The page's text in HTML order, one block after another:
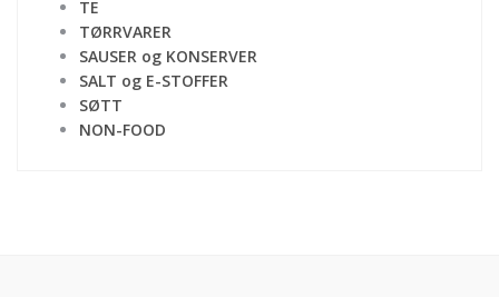
TE
TØRRVARER
SAUSER og KONSERVER
SALT og E-STOFFER
SØTT
NON-FOOD